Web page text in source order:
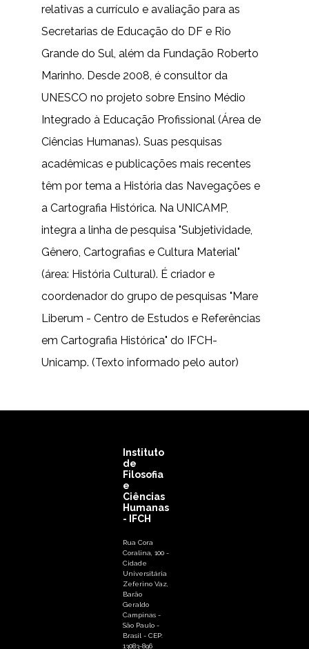
relativas a currículo e avaliação para as
Secretarias de Educação do DF e Rio
Grande do Sul, além da Fundação Roberto
Marinho. Desde 2008, é consultor da
UNESCO no projeto sobre Ensino Médio
Integrado à Educação Profissional (Área de
Ciências Humanas). Suas pesquisas
acadêmicas e publicações mais recentes
têm por tema a História das Navegações e
a Cartografia Histórica. Na UNICAMP,
integra a linha de pesquisa "Subjetividade,
Gênero, Cartografias e Cultura Material"
(área: História Cultural). É criador e
coordenador do grupo de pesquisas "Mare
Liberum - Centro de Estudos e Referências
em Cartografia Histórica" do IFCH-
Unicamp. (Texto informado pelo autor)
Instituto
de
Filosofia
e
Ciências
Humanas
- IFCH
Rua Cora
Coralina, 100 -
Cidade
Universitária
Zeferino Vaz,
Barão
Geraldo
Campinas -
São Paulo -
Brasil - CEP:
13083-896